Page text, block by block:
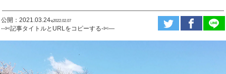
公開：2021.03.24ಇ2022.02.07
--✄記事タイトルとURLをコピーする-✄—